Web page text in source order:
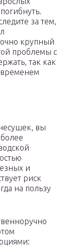
за тем,
крупный
проблемы с
так как
временем
вы
и
риск
на пользу